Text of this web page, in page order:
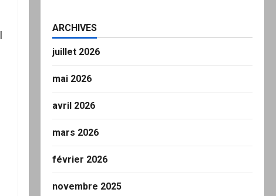
ARCHIVES
juillet 2026
mai 2026
avril 2026
mars 2026
février 2026
novembre 2025